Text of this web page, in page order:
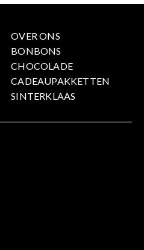
OVER ONS
BONBONS
CHOCOLADE
CADEAUPAKKETTEN
SINTERKLAAS